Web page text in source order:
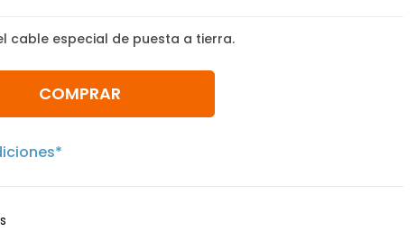
cable especial de puesta a tierra.
COMPRAR